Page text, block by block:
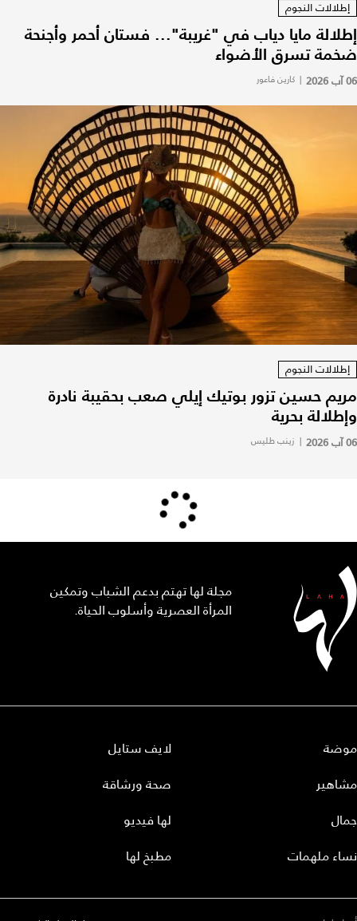
إطلالات النجوم
إطلالة مايا دياب في "غريبة"... فستان أحمر وأجنحة
ضخمة تسرق الأضواء
06 آب 2026 | كارين فاعور
إطلالات النجوم
مريم حسين تزور بوتيك إيلي صعب بحقيبة نادرة
وإطلالة بحرية
06 آب 2026 | زينب طليس
مجلة لها تهتم بدعم الشباب وتمكين
المرأة العصرية وأسلوب الحياة.
موضة
مشاهير
جمال
نساء ملهمات
لايف ستايل
صحة ورشاقة
لها فيديو
مطبخ لها